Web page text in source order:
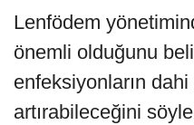
Lenfödem
önemli olduğunu
enfeksiyonların
artırabileceğini